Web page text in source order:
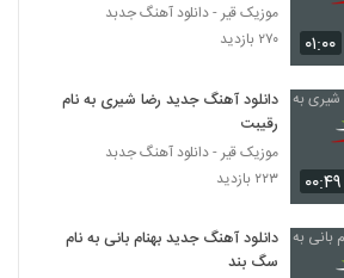
دانلود آهنگ کمین (به همراه زخمی) از مهراد
هیدن
دانلود آهنگ حمید تهرانی دلوا پست میشم
سعید میری آهنگ آرامش
۲۰۶ بازدید
۰۱:۰۰
موزیک قیر - دانلود آهنگ جدبد
۲۷۰ بازدید
۰۰:۴۹
دانلود آهنگ جدید رضا شیری به نام
رقیبت
موزیک قیر - دانلود آهنگ جدبد
۲۲۳ بازدید
دانلود آهنگ جدید بهنام بانی به نام
سگ بند